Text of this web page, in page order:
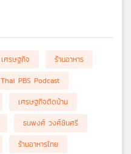
เศรษฐกิจ
ร้านอาหาร
Thai PBS Podcast
เศรษฐกิจติดบ้าน
ธนพงศ์ วงศ์ชินศรี
ร้านอาหารไทย